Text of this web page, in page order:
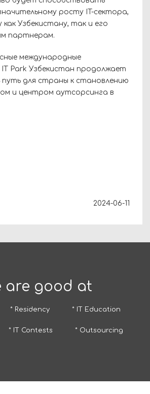
росту IT-сектора,
как Узбекистану, так и его
партнерам.
международные
Park Узбекистан продолжает
для страны к становлению
и центром аутсорсинга в
2024-06-11
are good at
* Residency * IT Education
* IT Contests * Outsourcing